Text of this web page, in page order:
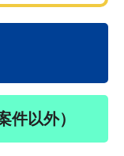
件以外）